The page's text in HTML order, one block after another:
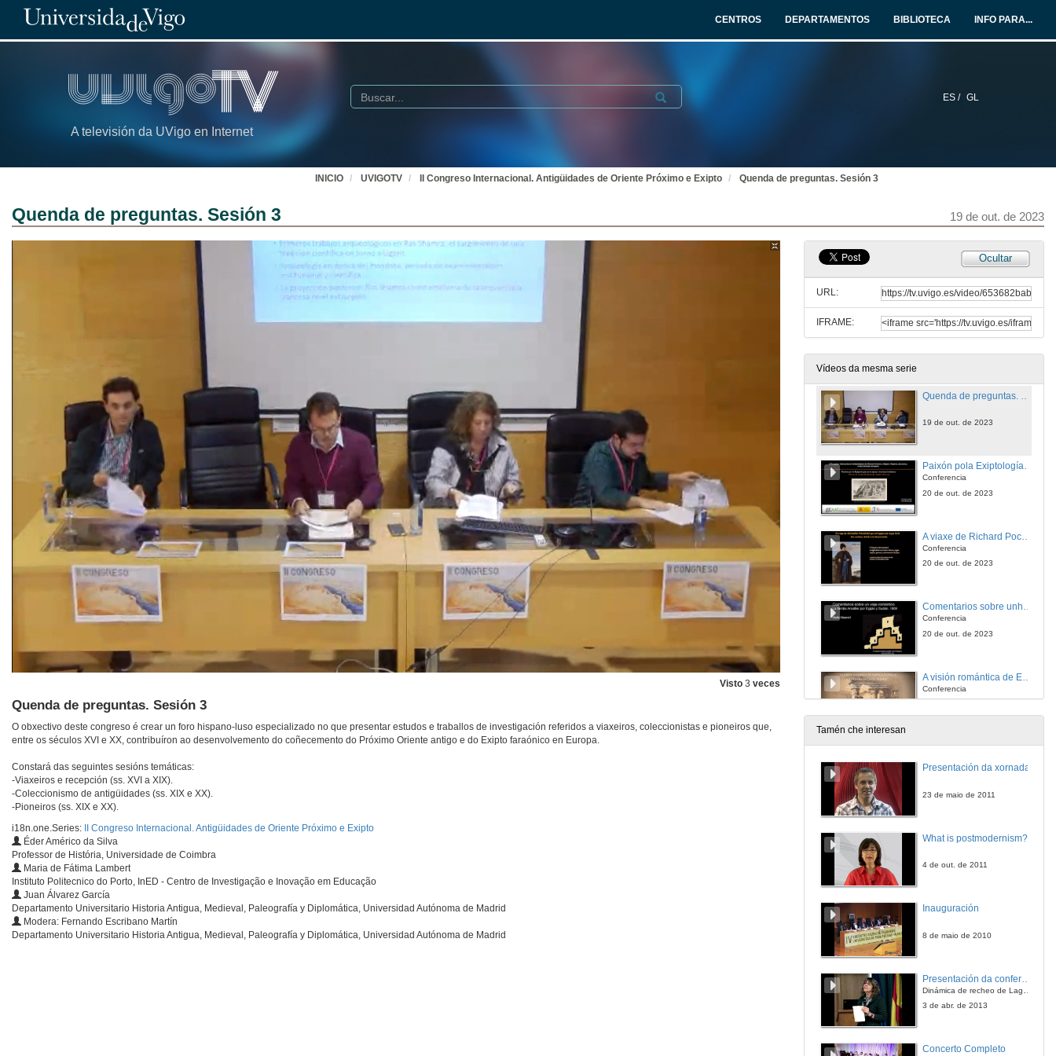
CENTROS DEPARTAMENTOS BIBLIOTECA INFO PARA...
A televisión da UVigo en Internet
ES / GL
Buscar Submit
INICIO UVIGOTV II Congreso Internacional. Antigüidades de Oriente Próximo e Exipto Quenda de preguntas. Sesión 3
Quenda de preguntas. Sesión 3 19 de out. de 2023
Visto 3 veces
Quenda de preguntas. Sesión 3
O obxectivo deste congreso é crear un foro hispano-luso especializado no que presentar estudos e traballos de investigación referidos a viaxeiros, coleccionistas e pioneiros que,
entre os séculos XVI e XX, contribuíron ao desenvolvemento do coñecemento do Próximo Oriente antigo e do Exipto faraónico en Europa.
Constará das seguintes sesións temáticas:
-Viaxeiros e recepción (ss. XVI a XIX).
-Coleccionismo de antigüidades (ss. XIX e XX).
-Pioneiros (ss. XIX e XX).
i18n.one.Series:
II Congreso Internacional. Antigüidades de Oriente Próximo e Exipto
Éder Américo da Silva
Professor de História, Universidade de Coimbra
Maria de Fátima Lambert
Instituto Politecnico do Porto, InED - Centro de Investigação e Inovação em Educação
Juan Álvarez García
Departamento Universitario Historia Antigua, Medieval, Paleografía y Diplomática, Universidad Autónoma de Madrid
Modera: Fernando Escribano Martín
Departamento Universitario Historia Antigua, Medieval, Paleografía y Diplomática, Universidad Autónoma de Madrid
Ocultar
URL:
IFRAME:
Vídeos da mesma serie
Antiguidades do Oriente Próximo e do Egipto no Boletim da Real Associação dos Arquitectos Civis e Arqueólogos Portugueses
19 de out. de 2023
Os debuxos e fotografías de Jane Dieulafoy: representacións xeorreferenciadas nas viaxes Oriente-Occidente
Conferencia
Claude F.-A. Schaeffer e as primeiras escavacións en Niveis Shamra (1929-1939). A arqueoloxía siria baixo o Mandato francés.
Conferencia
19 de out. de 2023
19 de out. de 2023
Paixón pola Exiptología na época victoriana británica: o caso de Amelia Blanford Edwards e Emily Paterson
Conferencia
20 de out. de 2023
Conferencia
20 de out. de 2023
Comentarios sobre unha viaxe romántica: a viaxe de Antoni Amatller por Exipto e Sudán
Conferencia
20 de out. de 2023
Conferencia
Deus eterno, que obras!: A viaxe a Exipto da delegación española á inauguración da Canle de Suez en 1869
20 de out. de 2023
20 de out. de 2023
20 de out. de 2023
Tamén che interesan
Presentación da xornada
23 de maio de 2011
What is postmodernism?
4 de out. de 2011
Inauguración
8 de maio de 2010
Dinámica de recheo de Lagoons en arrecifes de coral
3 de abr. de 2013
Concerto Completo